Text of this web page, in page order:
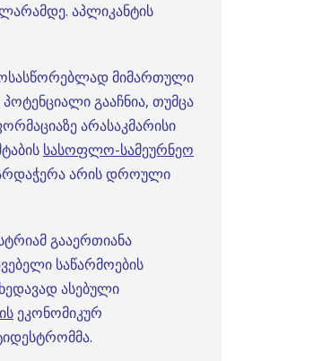
აპლიკანტის
მიმართული
გააჩნია, თუმცა
არასაკმარისი
სასოფლო-სამეურნეო
არის დროული
გააერთიანა
საწარმოების
ასებული
ეკონომიკურ